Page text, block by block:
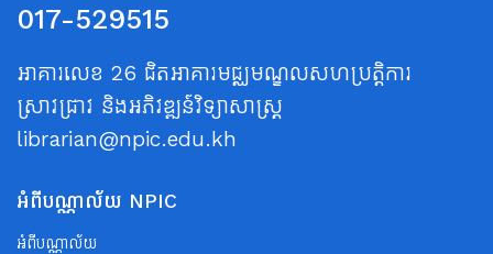
017-529515
អាគារលេខ 26 ជិតអាគារមជ្ឈមណ្ឌលសហប្រត្តិការ
ស្រាវជ្រាវ និងអភិវឌ្ឍន៍វិទ្យាសាស្ត្រ
librarian@npic.edu.kh
អំពីបណ្ណាល័យ NPIC
អំពីបណ្ណាល័យ